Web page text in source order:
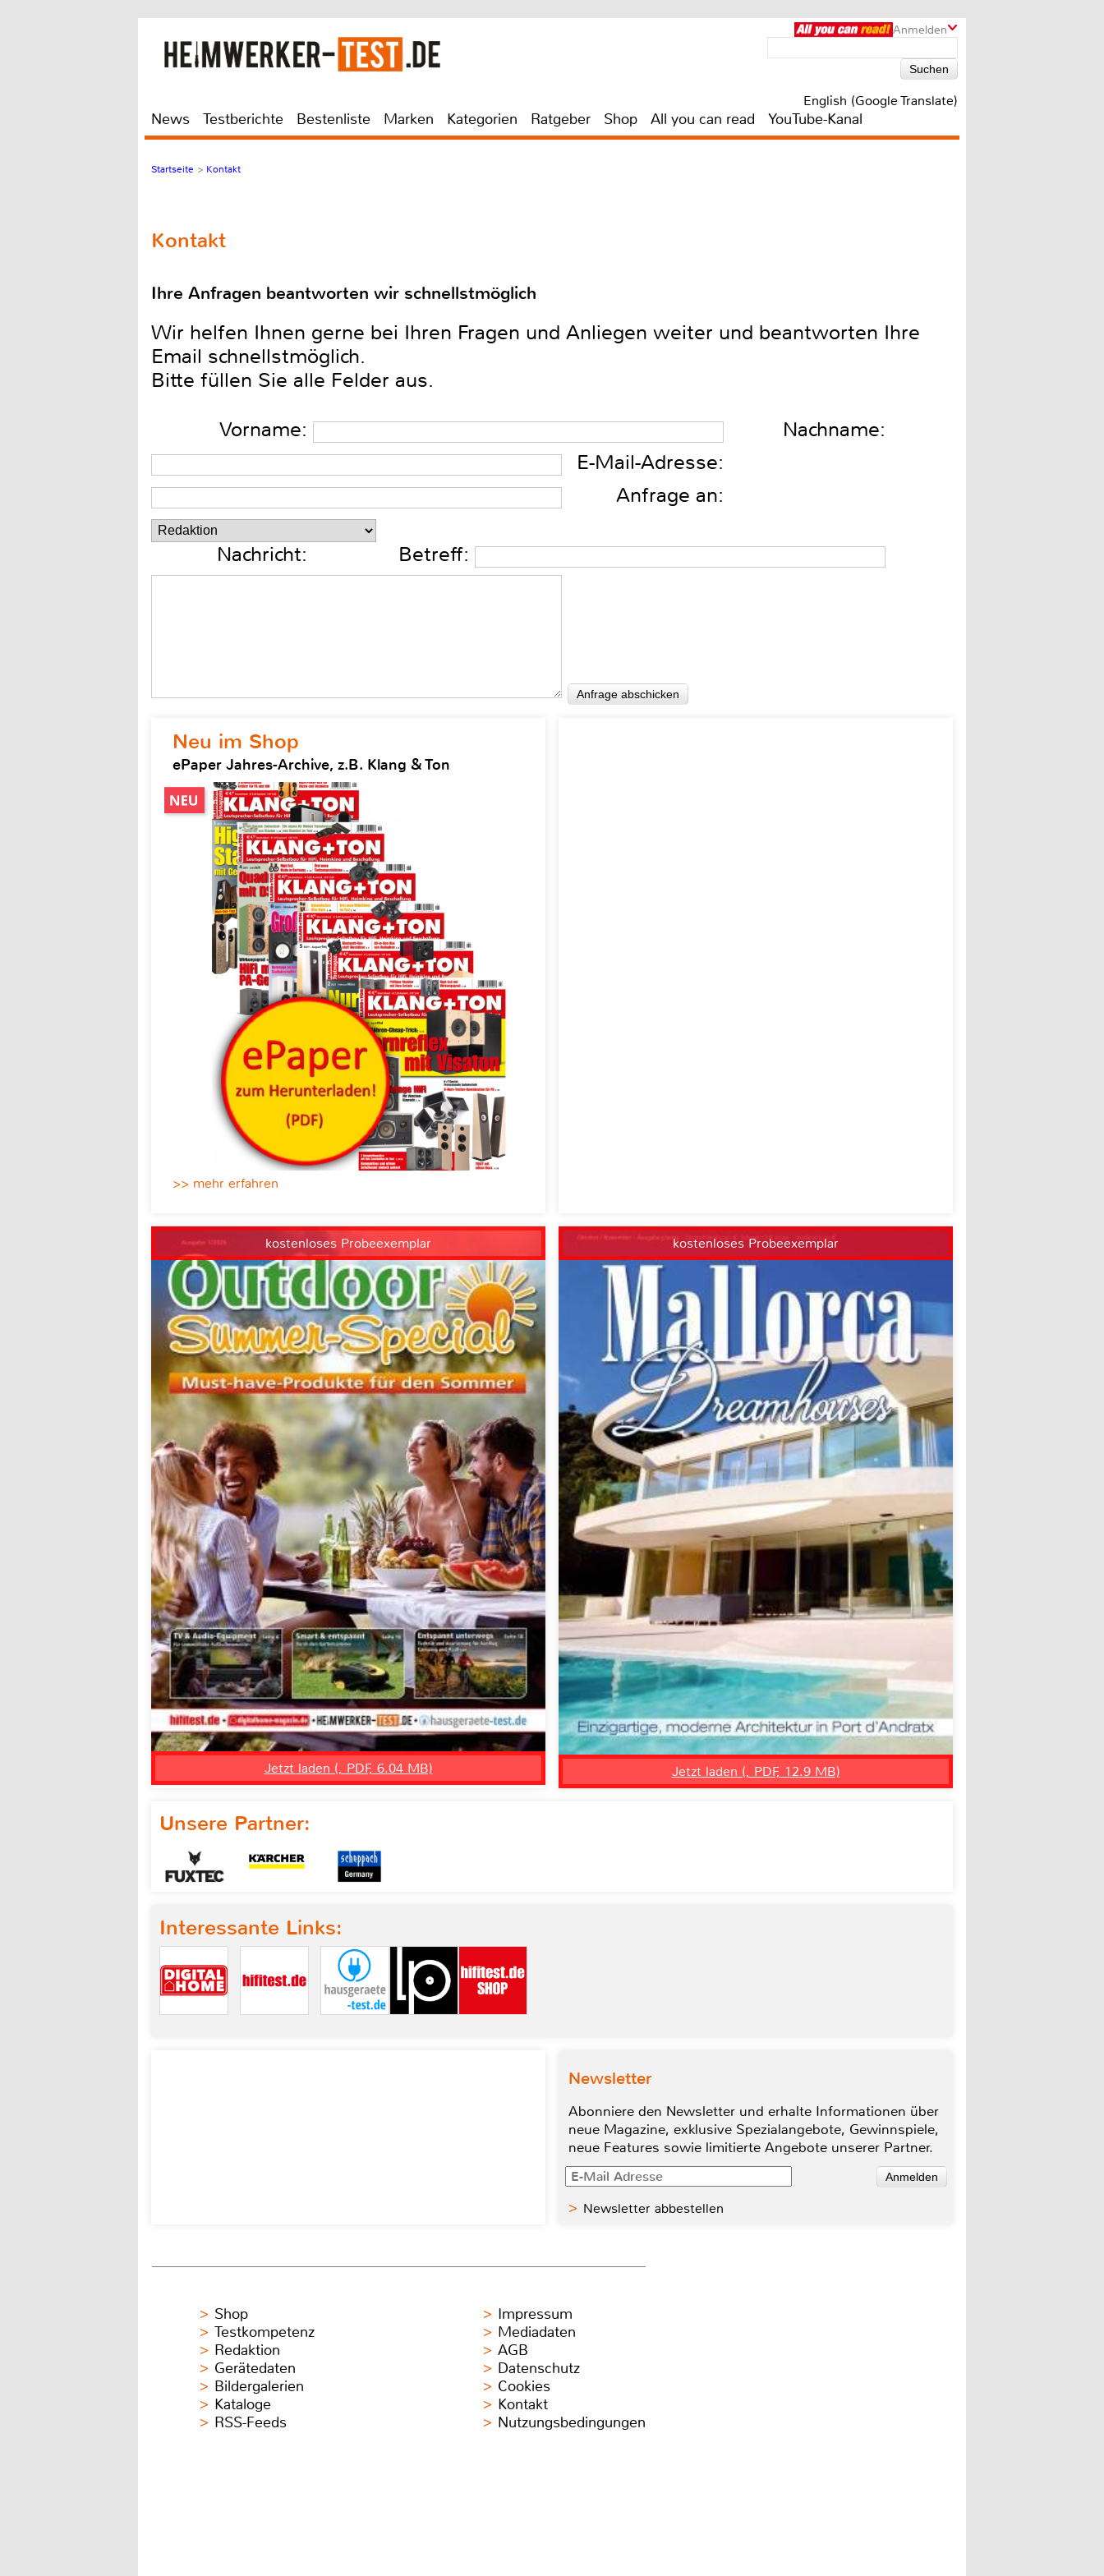
Anmelden
English (Google Translate)
News Testberichte Bestenliste Marken Kategorien Ratgeber Shop All you can read YouTube-Kanal
Startseite > Kontakt
Kontakt
Ihre Anfragen beantworten wir schnellstmöglich
Wir helfen Ihnen gerne bei Ihren Fragen und Anliegen weiter und beantworten Ihre
Email schnellstmöglich.
Bitte füllen Sie alle Felder aus.
Vorname:
Nachname:
E-Mail-Adresse:
Anfrage an:
Betreff:
Nachricht:
Neu im Shop
ePaper Jahres-Archive, z.B. Klang & Ton
>> mehr erfahren
kostenloses Probeexemplar
Jetzt laden (, PDF, 6.04 MB)
kostenloses Probeexemplar
Jetzt laden (, PDF, 12.9 MB)
Unsere Partner:
Interessante Links:
Newsletter
Abonniere den Newsletter und erhalte Informationen über
neue Magazine, exklusive Spezialangebote, Gewinnspiele,
neue Features sowie limitierte Angebote unserer Partner.
Newsletter abbestellen
Shop
Testkompetenz
Redaktion
Gerätedaten
Bildergalerien
Kataloge
RSS-Feeds
Impressum
Mediadaten
AGB
Datenschutz
Cookies
Kontakt
Nutzungsbedingungen